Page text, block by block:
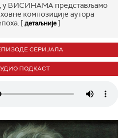
у ВИСИНАМА представљамо
композиције аутора
[детаљније]
СЕРИЈАЛА
ПОДКАСТ